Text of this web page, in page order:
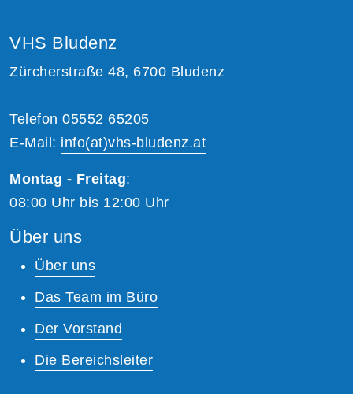
VHS Bludenz
Zürcherstraße 48, 6700 Bludenz
Telefon 05552 65205
E-Mail: info(at)vhs-bludenz.at
Montag - Freitag:
08:00 Uhr bis 12:00 Uhr
Über uns
Über uns
Das Team im Büro
Der Vorstand
Die Bereichsleiter